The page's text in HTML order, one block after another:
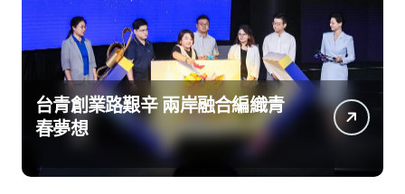
台青創業路艱辛 兩岸融合編織青
春夢想